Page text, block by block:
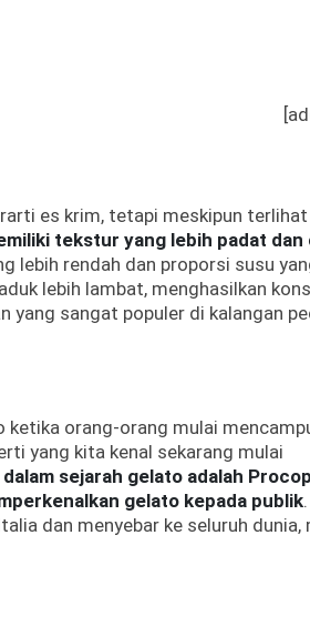
es krim, tetapi meskipun
tekstur yang lebih padat dan
lebih rendah dan proporsi susu
lebih lambat, menghasilkan
yang sangat populer di kalangan
ketika orang-orang mulai
yang kita kenal sekarang mulai
sejarah gelato adalah
gelato kepada publik
dan menyebar ke seluruh dunia,